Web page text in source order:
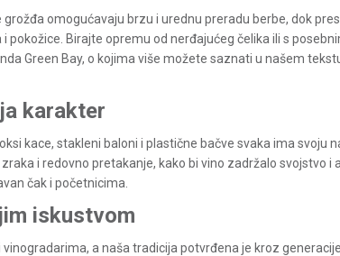
omogućavaju brzu i urednu preradu berbe, dok
Birajte opremu od nerđajućeg čelika ili s
Green Bay, o kojima više možete saznati u našem
karakter
kace, stakleni baloni i plastične bačve svaka ima svoju
i redovno pretakanje, kako bi vino zadržalo svojstvo i
čak i početnicima.
iskustvom
a naša tradicija potvrđena je kroz